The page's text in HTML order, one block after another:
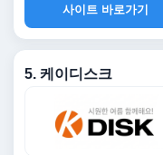
사이트 바로가기
5. 케이디스크